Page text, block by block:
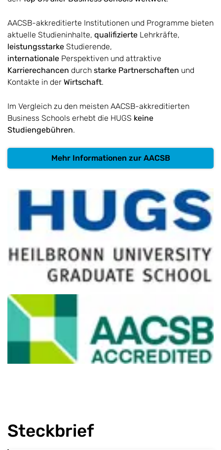
AACSB-akkreditierte Institutionen und Programme bieten
aktuelle Studieninhalte, qualifizierte Lehrkräfte,
leistungsstarke Studierende,
internationale Perspektiven und attraktive
Karrierechancen durch starke Partnerschaften und
Kontakte in der Wirtschaft.
Im Vergleich zu den meisten AACSB-akkreditierten
Business Schools erhebt die HUGS keine
Studiengebühren.
Mehr Informationen zur AACSB
Steckbrief